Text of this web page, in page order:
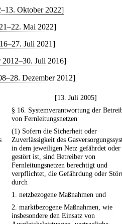
Oktober 2022]
Mai 2022]
Juli 2021]
2012–30. Juli 2016]
Dezember 2012]
[13. Juli 2005]
§ 16. Systemverantwortung der
von Fernleitungsnetzen
(1) Sofern die Sicherheit oder
Zuverlässigkeit des
in dem jeweiligen Netz gefährdet oder
gestört ist, sind Betreiber von
Fernleitungsnetzen berechtigt und
verpflichtet, die Gefährdung oder
durch
1. netzbezogene Maßnahmen und
2. marktbezogene Maßnahmen, wie
insbesondere den Einsatz von